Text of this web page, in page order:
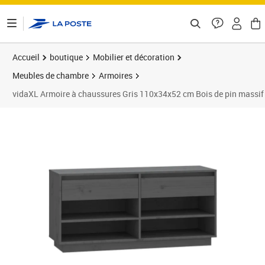
Accueil boutique
Mobilier et décoration
Meubles de chambre
Armoires
vidaXL Armoire à chaussures Gris 110x34x52 cm Bois de pin massif